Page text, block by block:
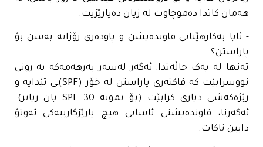
هەمان کاتدا دەموچاوت لە زیان دەپارێزیت.
- ئایا بەکارهێنانی فاوندەیشن و پاودەری رۆژانە بەسن بۆ
پاراستن؟
تەنها لە یەک حاڵەتدا: ئەگەر لەسەر بەرهەمەکە بە رونی
نووسرابێت کە فاکتەری پاراستن لە خۆر (SPF)ـی تێدایە و
رێژەکەشی دیاری کرابێت (بۆ نمونە SPF 30 یان زیاتر).
ئەگەرنا، فاوندەیشنی ئاسایی هیچ پارێزگارییەکی ئەوتۆ
دابین ناکات.